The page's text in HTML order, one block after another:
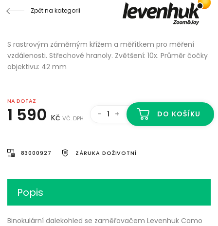
Zpět na kategorii
S rastrovým záměrným křížem a měřítkem pro měření
vzdálenosti. Střechové hranoly. Zvětšení: 10x. Průměr čočky
objektivu: 42 mm
NA DOTAZ
1 590 Kč VČ. DPH - + DO KOŠÍKU
83000927 ZÁRUKA DOŽIVOTNÍ
Popis
Binokulární dalekohled se zaměřovačem Levenhuk Camo